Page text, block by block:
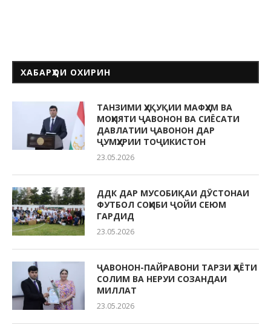
ХАБАРҲОИ ОХИРИН
ТАНЗИМИ ҲУҚУҚИИ МАФҲУМ ВА
МОҲИЯТИ ҶАВОНОН ВА СИЁСАТИ
ДАВЛАТИИ ҶАВОНОН ДАР
ҶУМҲУРИИ ТОҶИКИСТОН
23.05.2026
ДДК ДАР МУСОБИҚАИ ДӮСТОНАИ
ФУТБОЛ СОҲИБИ ҶОЙИ СЕЮМ
ГАРДИД
23.05.2026
ҶАВОНОН-ПАЙРАВОНИ ТАРЗИ ҲАЁТИ
СОЛИМ ВА НЕРУИ СОЗАНДАИ
МИЛЛАТ
23.05.2026